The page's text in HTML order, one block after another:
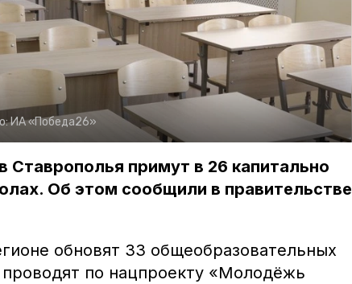
ИА «Победа26»
Ставрополья примут в 26 капитально
Об этом сообщили в правительстве
обновят 33 общеобразовательных
по нацпроекту «Молодёжь